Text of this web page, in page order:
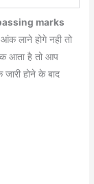
marks
आंक लाने होगे नही तो
आता है तो आप
होने के बाद